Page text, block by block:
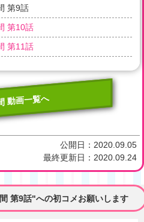
第9話
第10話
第11話
動画一覧へ
公開日： 2020.09.05
最終更新日： 2020.09.24
第9話"への初コメお願いします